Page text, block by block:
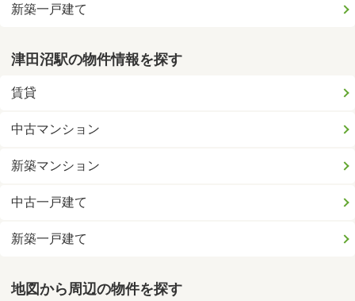
新築一戸建て
津田沼駅の物件情報を探す
賃貸
中古マンション
新築マンション
中古一戸建て
新築一戸建て
地図から周辺の物件を探す